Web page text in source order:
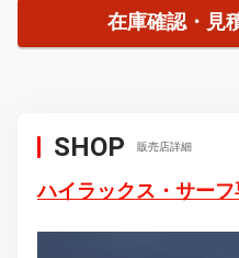
在庫確認・見
SHOP 販売店詳細
ハイラックス・サー